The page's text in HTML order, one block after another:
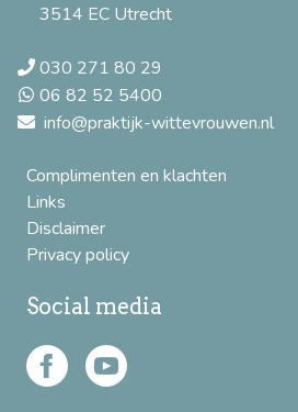
3514 EC Utrecht
030 271 80 29
06 82 52 5400
info@praktijk-wittevrouwen.nl
Complimenten en klachten
Links
Disclaimer
Privacy policy
Social media